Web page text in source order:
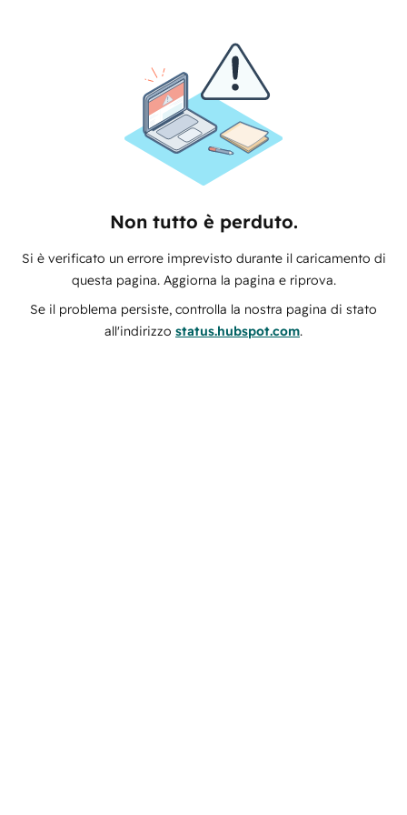
Non tutto è perduto.
Si è verificato un errore imprevisto durante il caricamento di
questa pagina. Aggiorna la pagina e riprova.
Se il problema persiste, controlla la nostra pagina di stato
all'indirizzo status.hubspot.com.